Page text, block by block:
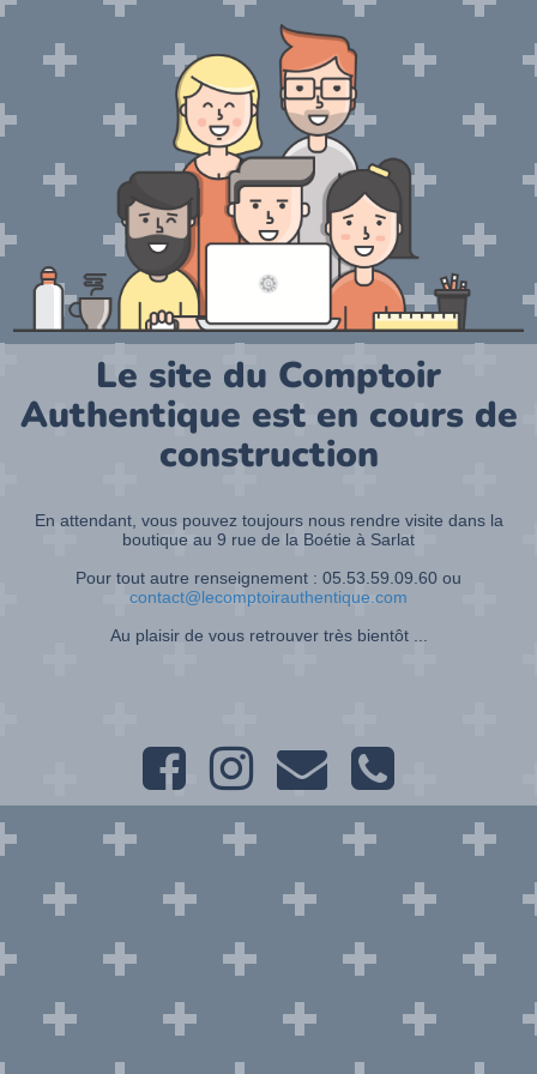
Le site du Comptoir
Authentique est en cours de
construction
En attendant, vous pouvez toujours nous rendre visite dans la
boutique au 9 rue de la Boétie à Sarlat
Pour tout autre renseignement : 05.53.59.09.60 ou
contact@lecomptoirauthentique.com
Au plaisir de vous retrouver très bientôt ...